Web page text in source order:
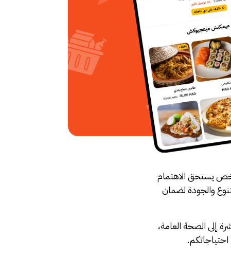
يستحق الاهتمام
والجودة لضمان
إلى الصحة العامة،